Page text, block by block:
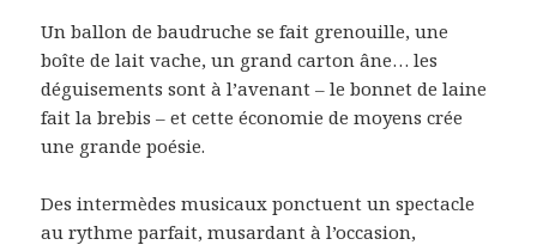
Un ballon de baudruche se fait grenouille, une
boîte de lait vache, un grand carton âne… les
déguisements sont à l’avenant – le bonnet de laine
fait la brebis – et cette économie de moyens crée
une grande poésie.
Des intermèdes musicaux ponctuent un spectacle
au rythme parfait, musardant à l’occasion,